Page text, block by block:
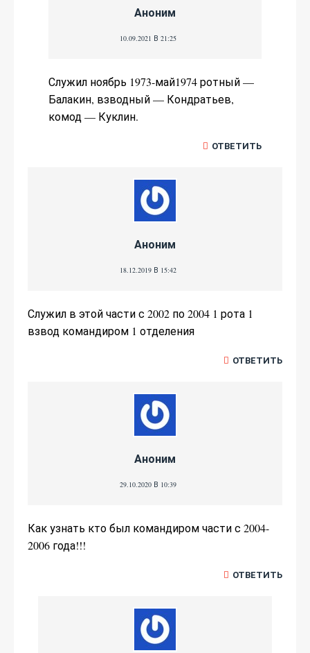
Аноним
10.09.2021 В 21:25
Служил ноябрь 1973-май1974 ротный —
Балакин, взводный — Кондратьев,
комод — Куклин.
ОТВЕТИТЬ
Аноним
18.12.2019 В 15:42
Служил в этой части с 2002 по 2004 1 рота 1
взвод командиром 1 отделения
ОТВЕТИТЬ
Аноним
29.10.2020 В 10:39
Как узнать кто был командиром части с 2004-
2006 года!!!
ОТВЕТИТЬ